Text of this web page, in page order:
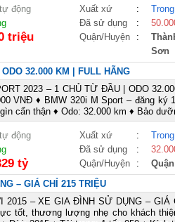
động Xuất xứ :
Đã sử dụng :
triệu Quận/Huyện :
Sơn
32.000 KM | FULL HÃNG
2023 – 1 CHỦ TỪ ĐẦU | ODO
VNĐ ♦ BMW 320i M Sport – đăng ký
cẩn thận ♦ Odo: 32.000 km ♦ Bảo
động Xuất xứ :
Đã sử dụng :
tỷ Quận/Huyện :
– GIÁ CHỈ 215 TRIỆU
2015 – XE GIA ĐÌNH SỬ DỤNG – GIÁ
tốt, thương lượng nhẹ cho khách